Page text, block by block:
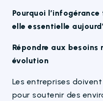
Pourquoi
elle essentielle
Répondre aux
évolution
Les entreprises
pour soutenir des